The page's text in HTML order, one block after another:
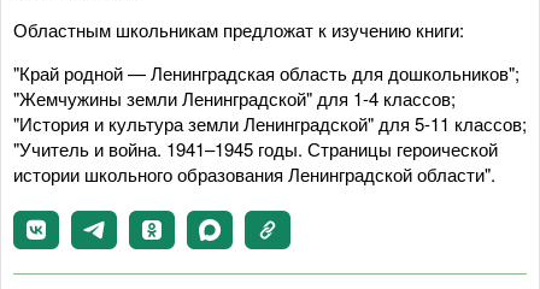
Областным школьникам предложат к изучению книги:
"Край родной — Ленинградская область для дошкольников";
"Жемчужины земли Ленинградской" для 1-4 классов;
"История и культура земли Ленинградской" для 5-11 классов;
"Учитель и война. 1941–1945 годы. Страницы героической
истории школьного образования Ленинградской области".